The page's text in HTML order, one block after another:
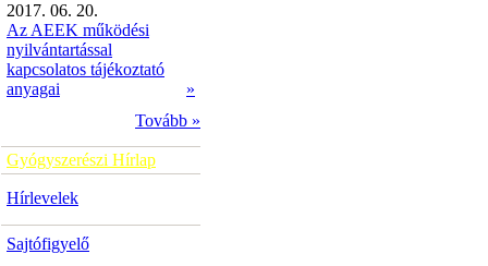
2017. 06. 20.
Az AEEK működési
nyilvántartással
kapcsolatos tájékoztató
anyagai
»
Tovább »
Gyógyszerészi Hírlap
Hírlevelek
Sajtófigyelő